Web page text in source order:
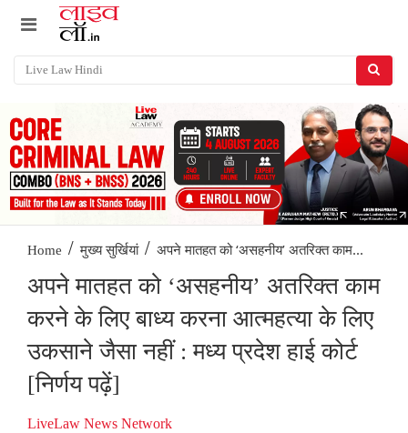
Home / मुख्य सुर्खियां / अपने मातहत को ‘असहनीय’ अतरिक्त काम...
अपने मातहत को ‘असहनीय’ अतरिक्त काम
करने के लिए बाध्य करना आत्महत्या के लिए
उकसाने जैसा नहीं : मध्य प्रदेश हाई कोर्ट
[निर्णय पढ़ें]
LiveLaw News Network